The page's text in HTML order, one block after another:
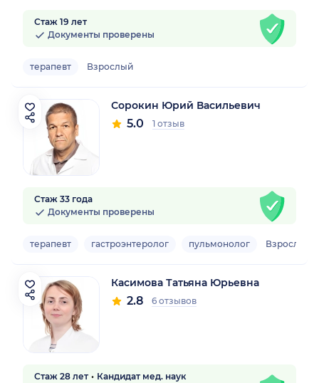
Стаж 19 лет
Документы проверены
терапевт Взрослый
Сорокин Юрий Васильевич
5.0 1 отзыв
Стаж 33 года
Документы проверены
терапевт гастроэнтеролог пульмонолог Взрослый
Касимова Татьяна Юрьевна
2.8 6 отзывов
Стаж 28 лет
Кандидат мед. наук